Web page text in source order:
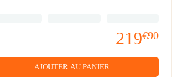
219€90
AJOUTER AU PANIER